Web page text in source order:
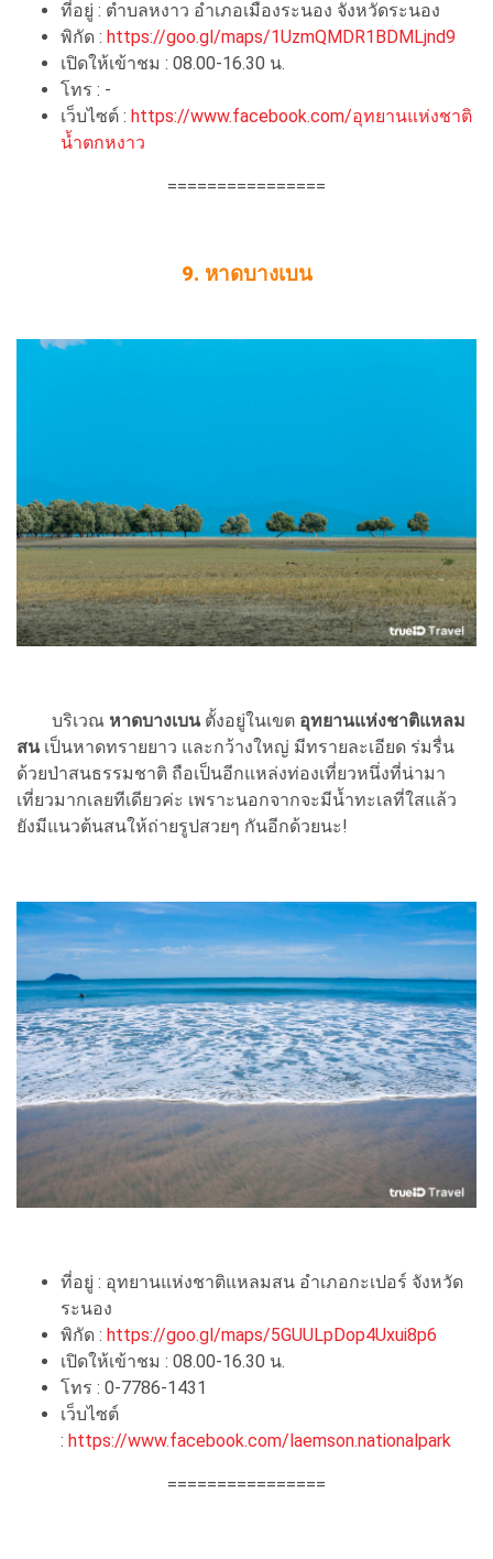
ที่อยู่ : ตำบลหงาว อำเภอเมืองระนอง จังหวัดระนอง
พิกัด : https://goo.gl/maps/1UzmQMDR1BDMLjnd9
เปิดให้เข้าชม : 08.00-16.30 น.
โทร : -
เว็บไซต์ : https://www.facebook.com/อุทยานแห่งชาติ
น้ำตกหงาว
================
9. หาดบางเบน
บริเวณ หาดบางเบนตั้งอยู่ในเขต อุทยานแห่งชาติแหลม
สนเป็นหาดทรายยาว และกว้างใหญ่ มีทรายละเอียด ร่มรื่น
ด้วยป่าสนธรรมชาติ ถือเป็นอีกแหล่งท่องเที่ยวหนึ่งที่น่ามา
เที่ยวมากเลยทีเดียวค่ะ เพราะนอกจากจะมีน้ำทะเลที่ใสแล้ว
ยังมีแนวต้นสนให้ถ่ายรูปสวยๆ กันอีกด้วยนะ!
ที่อยู่ : อุทยานแห่งชาติแหลมสน อำเภอกะเปอร์ จังหวัด
ระนอง
พิกัด : https://goo.gl/maps/5GUULpDop4Uxui8p6
เปิดให้เข้าชม : 08.00-16.30 น.
โทร : 0-7786-1431
เว็บไซต์
: https://www.facebook.com/laemson.nationalpark
================